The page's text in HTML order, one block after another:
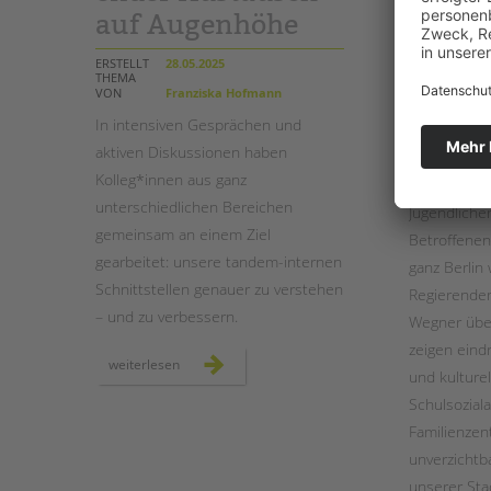
auf Augenhöhe
ERSTELLT
28.05.2025
THEMA
VON
Franziska Hofmann
In intensiven Gesprächen und
aktiven Diskussionen haben
Kolleg*innen aus ganz
unterschiedlichen Bereichen
gemeinsam an einem Ziel
gearbeitet: unsere tandem-internen
Schnittstellen genauer zu verstehen
– und zu verbessern.
weiterlesen schnittstellengespräche:
bereichsübergreifender
THEMA
VON
Am
soweit:
ganz
Wegner
zeigen
und
unserer